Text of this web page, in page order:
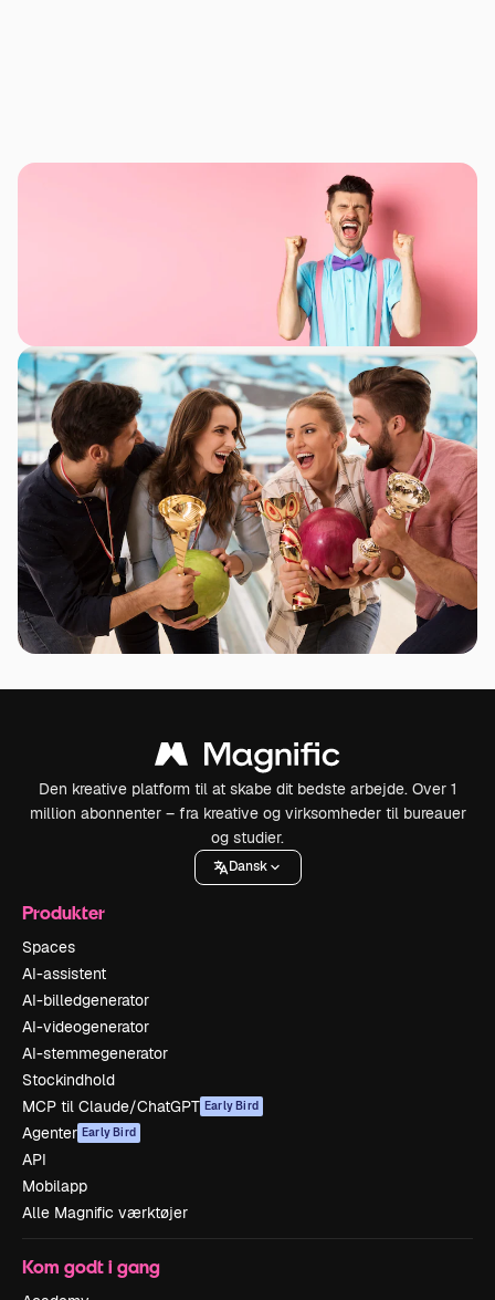
Den kreative platform til at skabe dit bedste arbejde. Over 1
million abonnenter – fra kreative og virksomheder til bureauer
og studier.
Dansk
Produkter
Spaces
AI-assistent
AI-billedgenerator
AI-videogenerator
AI-stemmegenerator
Stockindhold
MCP til Claude/ChatGPT Early Bird
Agenter Early Bird
API
Mobilapp
Alle Magnific værktøjer
Kom godt i gang